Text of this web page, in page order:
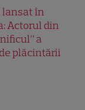
lansat în
Actorul din
a
plăcintării